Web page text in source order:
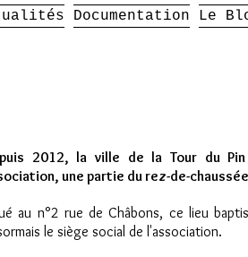
Documentation Le
2012, la ville de la Tour du
une partie du rez-de-
au n°2 rue de Châbons, ce lieu
le siège social de l'association.